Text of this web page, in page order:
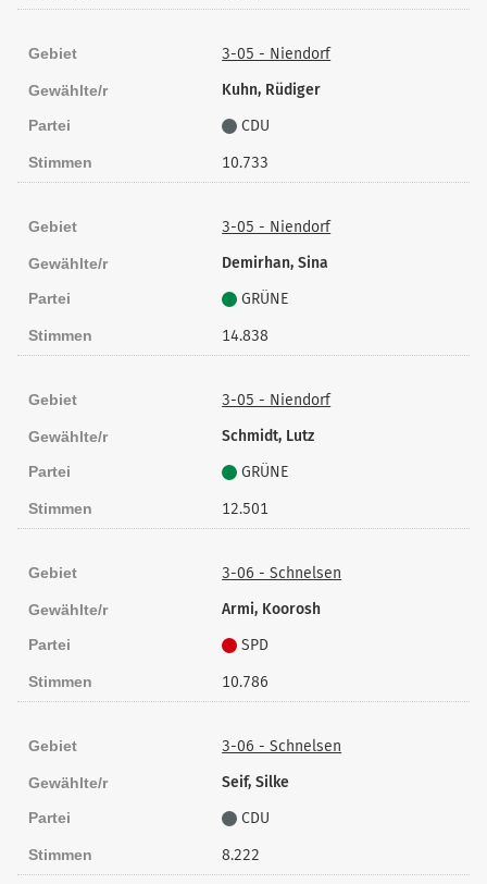
Gebiet 3-05 - Niendorf
Gewählte/r Kuhn, Rüdiger
Partei CDU
Stimmen 10.733
Gebiet 3-05 - Niendorf
Gewählte/r Demirhan, Sina
Partei GRÜNE
Stimmen 14.838
Gebiet 3-05 - Niendorf
Gewählte/r Schmidt, Lutz
Partei GRÜNE
Stimmen 12.501
Gebiet 3-06 - Schnelsen
Gewählte/r Armi, Koorosh
Partei SPD
Stimmen 10.786
Gebiet 3-06 - Schnelsen
Gewählte/r Seif, Silke
Partei CDU
Stimmen 8.222